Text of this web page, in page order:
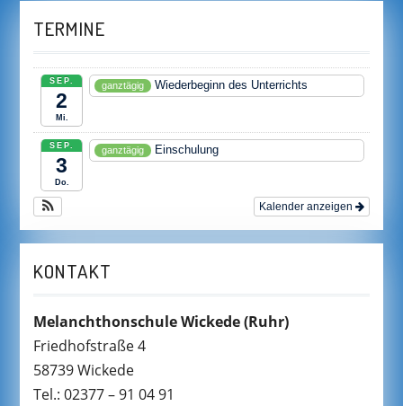
TERMINE
SEP.
2
Mi.
ganztägig Wiederbeginn des Unterrichts
SEP.
3
Do.
ganztägig Einschulung
Kalender anzeigen
KONTAKT
Melanchthonschule Wickede(Ruhr)
Friedhofstraße 4
58739 Wickede
Tel.: 02377 – 91 04 91